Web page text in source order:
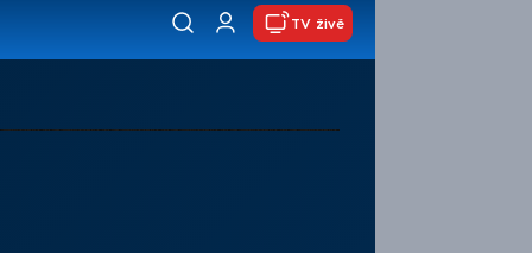
TV živě